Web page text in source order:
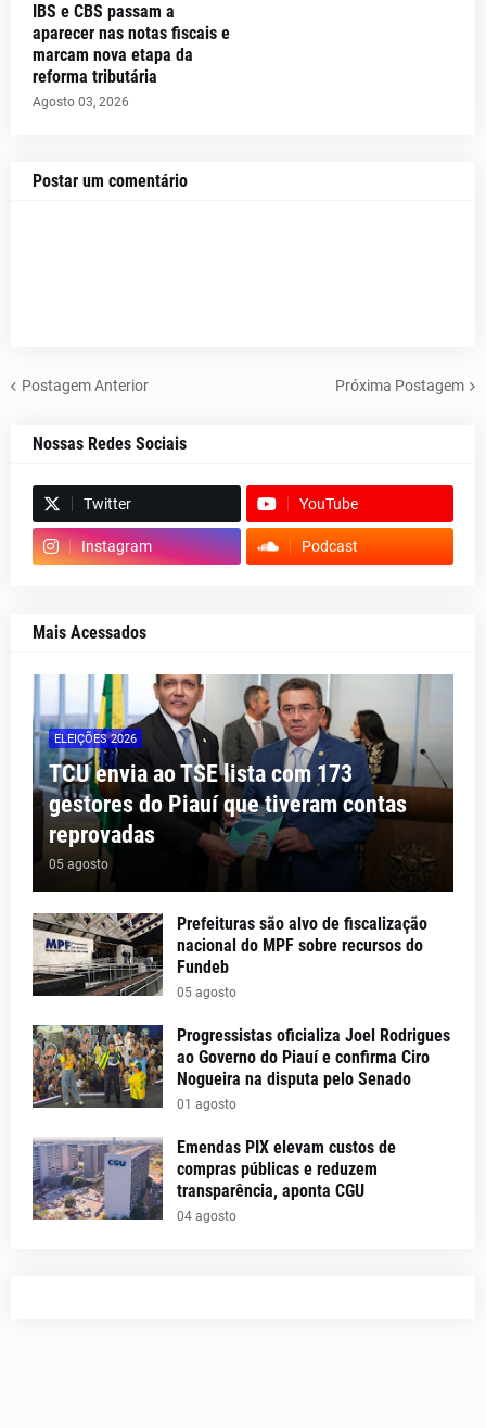
IBS e CBS passam a
aparecer nas notas fiscais e
marcam nova etapa da
reforma tributária
Agosto 03, 2026
Postar um comentário
Postagem Anterior Próxima Postagem
Nossas Redes Sociais
Twitter YouTube
Instagram Podcast
Mais Acessados
ELEIÇÕES 2026
TCU envia ao TSE lista com 173
gestores do Piauí que tiveram contas
reprovadas
05 agosto
Prefeituras são alvo de fiscalização
nacional do MPF sobre recursos do
Fundeb
05 agosto
Progressistas oficializa Joel Rodrigues
ao Governo do Piauí e confirma Ciro
Nogueira na disputa pelo Senado
01 agosto
Emendas PIX elevam custos de
compras públicas e reduzem
transparência, aponta CGU
04 agosto